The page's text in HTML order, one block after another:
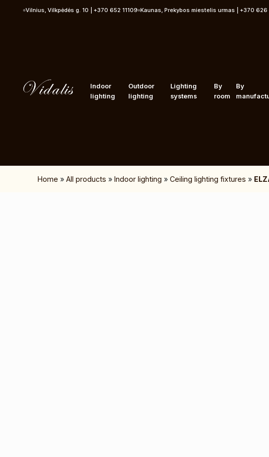
Vilnius, Vilkpėdės g. 10 | +370 652 11109 Kaunas, Prekybos miestelis urmas | +370 626
Indoor
lighting
Outdoor
lighting
Lighting
systems
By
room
By
Home » All products » Indoor lighting » Ceiling lighting fixtures »